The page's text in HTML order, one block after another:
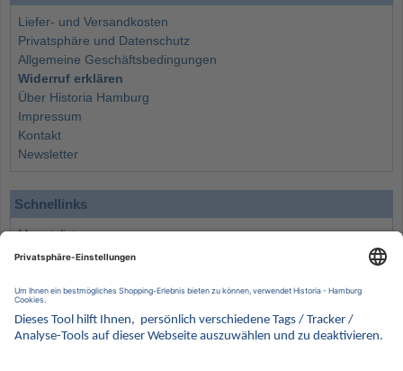
Liefer- und Versandkosten
Privatsphäre und Datenschutz
Allgemeine Geschäftsbedingungen
Widerruf erklären
Über Historia Hamburg
Impressum
Kontakt
Newsletter
Schnellinks
Monatsliste
Angebote
Wissenswertes
Kontakt